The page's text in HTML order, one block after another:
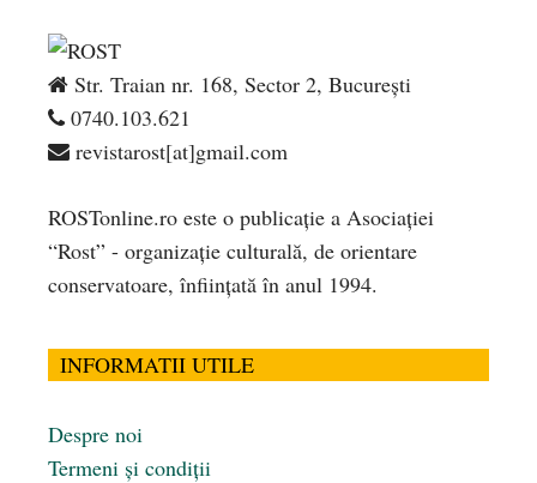
Str. Traian nr. 168, Sector 2, București
0740.103.621
revistarost[at]gmail.com
ROSTonline.ro este o publicaţie a Asociaţiei
“Rost” - organizaţie culturală, de orientare
conservatoare, înfiinţată în anul 1994.
INFORMATII UTILE
Despre noi
Termeni și condiții